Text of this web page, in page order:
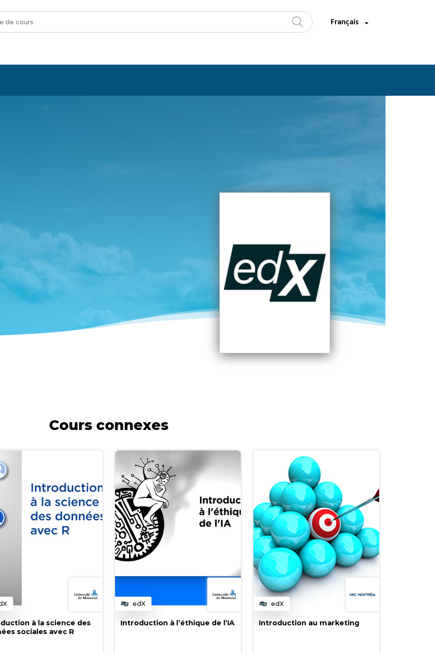
Recherche
Français
Cours connexes
à la science des
sociales avec R
Introduction à l’éthique de l’IA
Catégorie
edX
Introduction au marketing
Catégorie
edX